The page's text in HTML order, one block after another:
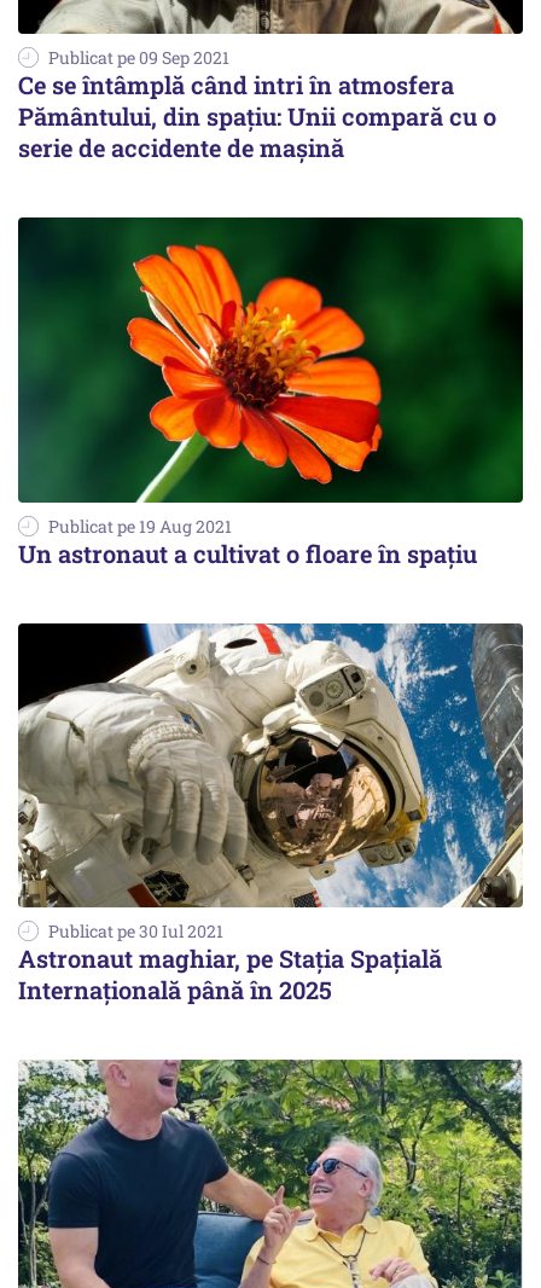
Publicat pe 09 Sep 2021
Ce se întâmplă când intri în atmosfera
Pământului, din spaţiu: Unii compară cu o
serie de accidente de maşină
Publicat pe 19 Aug 2021
Un astronaut a cultivat o floare în spațiu
Publicat pe 30 Iul 2021
Astronaut maghiar, pe Stația Spațială
Internațională până în 2025